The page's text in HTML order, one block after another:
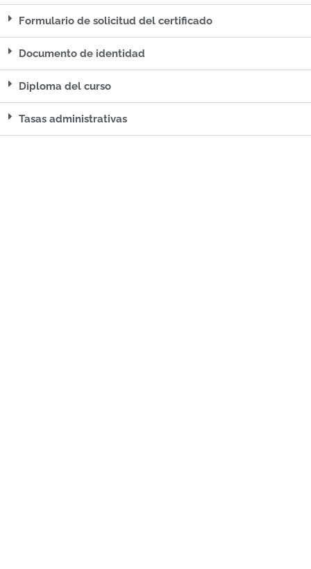
Formulario de solicitud del certificado
Documento de identidad
Diploma del curso
Tasas administrativas